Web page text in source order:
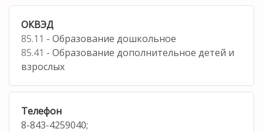
ОКВЭД
85.11 - Образование дошкольное
85.41 - Образование дополнительное детей и
взрослых
Телефон
8-843-4259040;